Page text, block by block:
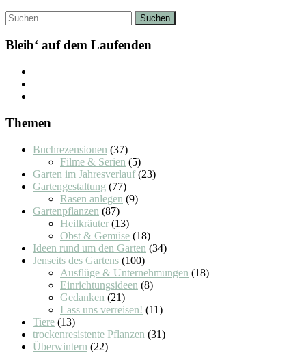
Suchen
nach:
Bleib‘ auf dem Laufenden
Themen
Buchrezensionen (37)
Filme & Serien (5)
Garten im Jahresverlauf(23)
Gartengestaltung (77)
Rasen anlegen (9)
Gartenpflanzen (87)
Heilkräuter (13)
Obst & Gemüse (18)
Ideen rund um den Garten (34)
Jenseits des Gartens (100)
Ausflüge & Unternehmungen (18)
Einrichtungsideen (8)
Gedanken (21)
Lass uns verreisen! (11)
Tiere (13)
trockenresistente Pflanzen (31)
Überwintern (22)